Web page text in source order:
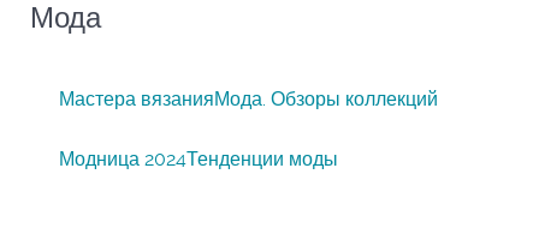
Мода
Мастера вязанияМода. Обзоры коллекций
Модница 2024Тенденции моды